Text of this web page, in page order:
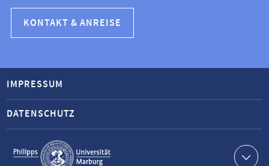
KONTAKT & ANREISE
Service-
Navigation
IMPRESSUM
DATENSCHUTZ